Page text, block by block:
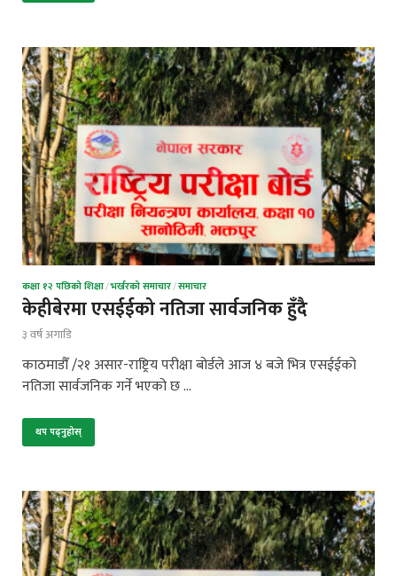
कक्षा १२ पछिको शिक्षा/भर्खरको समाचार/समाचार
केहीबेरमा एसईईको नतिजा सार्वजनिक हुँदै
३ वर्ष अगाडि
काठमाडौँ /२१ असार-राष्ट्रिय परीक्षा बोर्डले आज ४ बजे भित्र एसईईको
नतिजा सार्वजनिक गर्ने भएको छ …
थप पढ्नुहोस्